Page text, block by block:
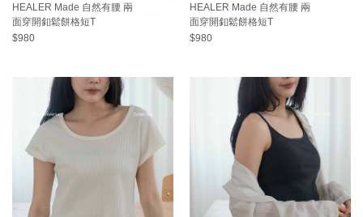
HEALER Made 自然有腰 兩
面穿開釦鬆餅格短T
$980
HEALER Made 自然有腰 兩
面穿開釦鬆餅格短T
$980